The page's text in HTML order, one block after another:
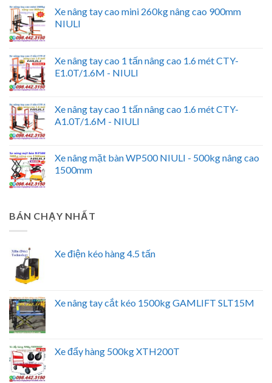
Xe nâng tay cao mini 260kg nâng cao 900mm
NIULI
Xe nâng tay cao 1 tấn nâng cao 1.6 mét CTY-
E1.0T/1.6M - NIULI
Xe nâng tay cao 1 tấn nâng cao 1.6 mét CTY-
A1.0T/1.6M - NIULI
Xe nâng mặt bàn WP500 NIULI - 500kg nâng cao
1500mm
BÁN CHẠY NHẤT
Xe điện kéo hàng 4.5 tấn
Xe nâng tay cắt kéo 1500kg GAMLIFT SLT15M
Xe đẩy hàng 500kg XTH200T